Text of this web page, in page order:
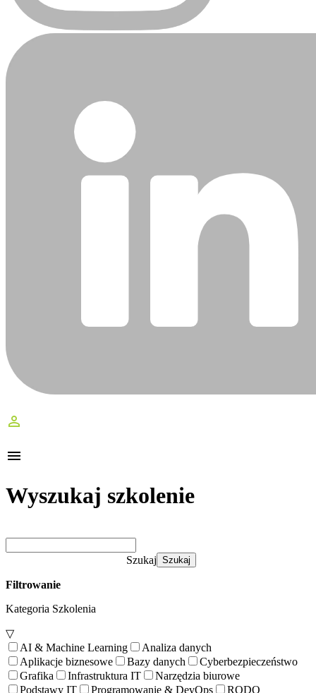
perm_identity
menu
Wyszukaj szkolenie
Szukaj
Filtrowanie
Kategoria Szkolenia
▽
AI & Machine Learning
Analiza danych
Aplikacje biznesowe
Bazy danych
Cyberbezpieczeństwo
Grafika
Infrastruktura IT
Narzędzia biurowe
Podstawy IT
Programowanie & DevOps
RODO